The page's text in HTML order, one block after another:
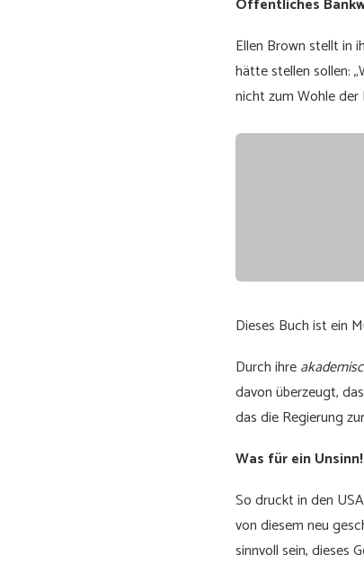
Öffentliches
Ellen Brown stellt in
hätte stellen sollen:
nicht zum Wohle der
Dieses Buch ist ein
Durch ihre
davon überzeugt,
das die Regierung
Was für ein Unsinn!
So druckt in den
von diesem neu
sinnvoll sein, dieses